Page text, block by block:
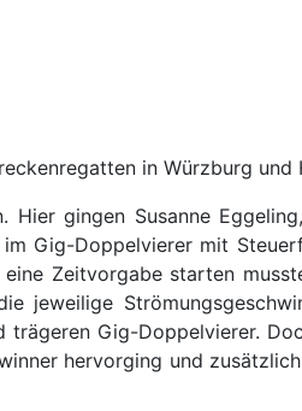
in Würzburg und
gingen Susanne
Gig-Doppelvierer mit
Zeitvorgabe starten
jeweilige
Gig-Doppelvierer.
hervorging und